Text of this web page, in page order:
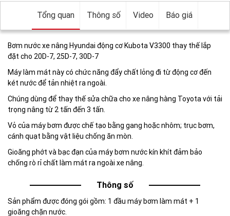
Tổng quan Thông số Video Báo giá
Bơm nước xe nâng Hyundai động cơ Kubota V3300 thay thế lắp
đặt cho 20D-7, 25D-7, 30D-7
Máy làm mát này có chức năng đẩy chất lỏng đi từ động cơ đến
két nước để tản nhiệt ra ngoài.
Chúng dùng để thay thế sửa chữa cho xe nâng hàng Toyota với tải
trọng nâng từ 2 tấn đến 3 tấn.
Vỏ của máy bơm được chế tạo bằng gang hoặc nhôm; trục bơm,
cánh quạt bằng vật liệu chống ăn mòn.
Gioăng phớt và bạc đạn của máy bơm nước kín khít đảm bảo
chống rò rỉ chất làm mát ra ngoài xe nâng.
Thông số
Sản phẩm được đóng gói gồm: 1 đầu máy bơm làm mát + 1
gioăng chặn nước.